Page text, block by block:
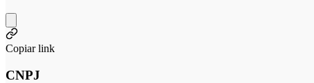
Copiar link
CNPJ